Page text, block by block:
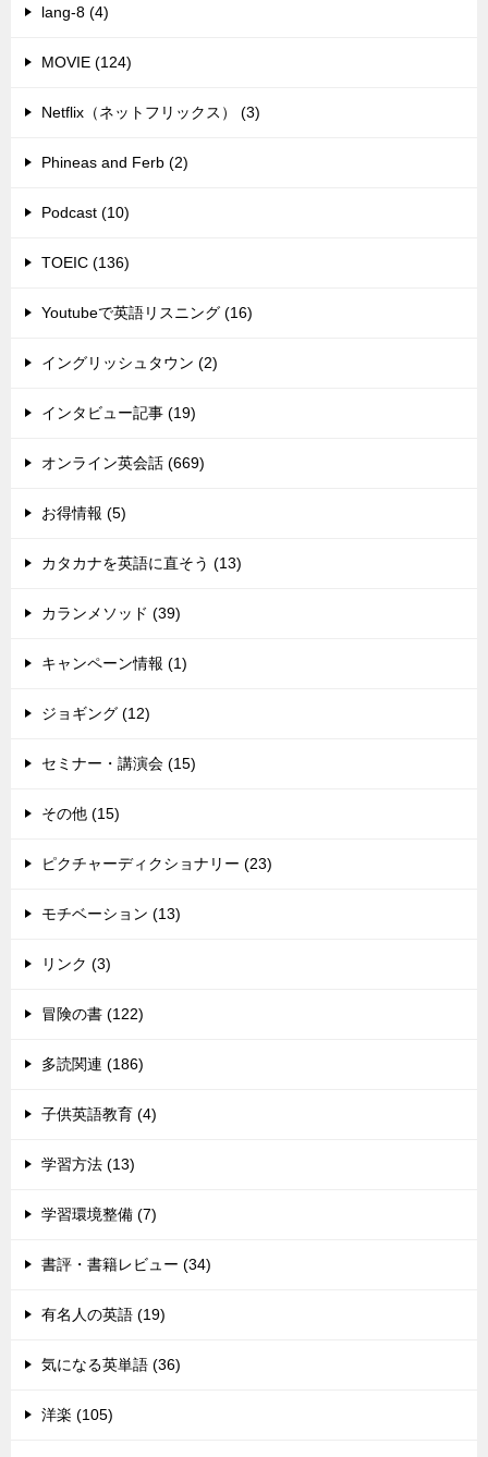
lang-8 (4)
MOVIE (124)
Netflix（ネットフリックス） (3)
Phineas and Ferb (2)
Podcast (10)
TOEIC (136)
Youtubeで英語リスニング (16)
イングリッシュタウン (2)
インタビュー記事 (19)
オンライン英会話 (669)
お得情報 (5)
カタカナを英語に直そう (13)
カランメソッド (39)
キャンペーン情報 (1)
ジョギング (12)
セミナー・講演会 (15)
その他 (15)
ピクチャーディクショナリー (23)
モチベーション (13)
リンク (3)
冒険の書 (122)
多読関連 (186)
子供英語教育 (4)
学習方法 (13)
学習環境整備 (7)
書評・書籍レビュー (34)
有名人の英語 (19)
気になる英単語 (36)
洋楽 (105)